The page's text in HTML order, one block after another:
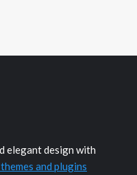
elegant design with
and plugins